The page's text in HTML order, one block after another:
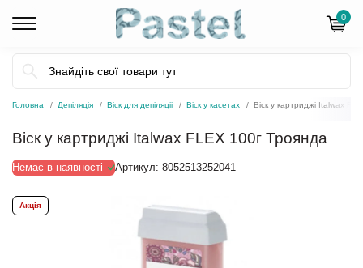
0
Головна Депіляція Віск для депіляціі Віск у касетах Віск у картриджі Italwax
Віск у картриджі Italwax FLEX 100г Троянда
Немає в наявності Артикул: 8052513252041
Акція